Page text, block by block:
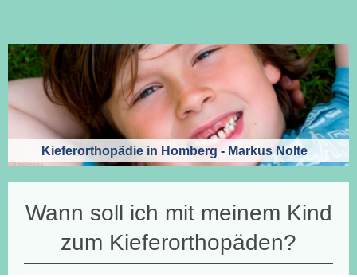
Kieferorthopädie in Homberg - Markus Nolte
Wann soll ich mit meinem Kind
zum Kieferorthopäden?